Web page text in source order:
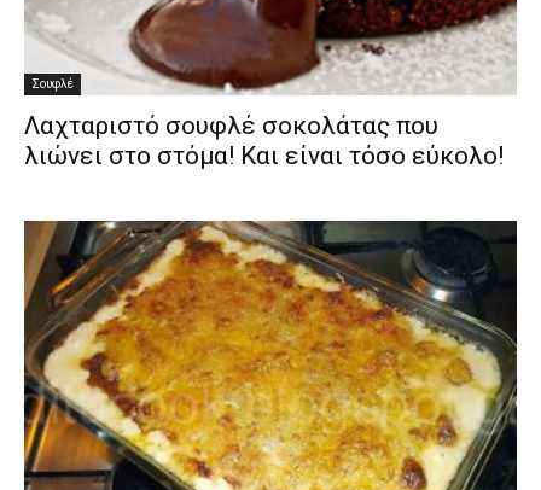
Σουφλέ
Λαχταριστό σουφλέ σοκολάτας που
λιώνει στο στόμα! Και είναι τόσο εύκολο!